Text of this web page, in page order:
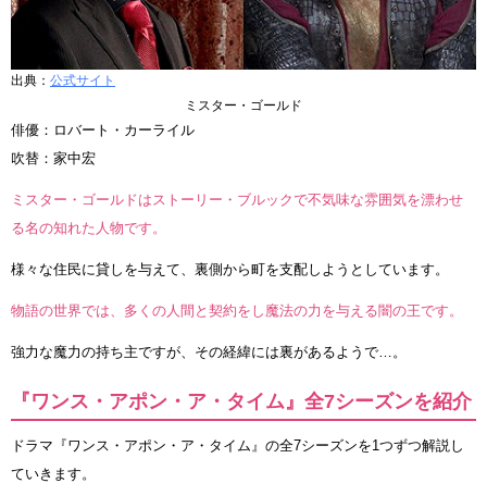
出典： 公式サイト
ミスター・ゴールド
俳優：ロバート・カーライル
吹替：家中宏
ミスター・ゴールドはストーリー・ブルックで不気味な雰囲気を漂わせ
る名の知れた人物です。
様々な住民に貸しを与えて、裏側から町を支配しようとしています。
物語の世界では、多くの人間と契約をし魔法の力を与える闇の王です。
強力な魔力の持ち主ですが、その経緯には裏があるようで…。
『ワンス・アポン・ア・タイム』全7シーズンを紹介
ドラマ『ワンス・アポン・ア・タイム』の全7シーズンを1つずつ解説し
ていきます。